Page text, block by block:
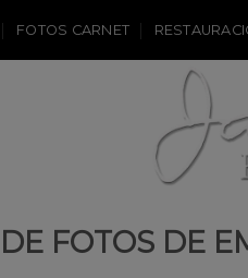
FOTOS CARNET
FOTOS DE